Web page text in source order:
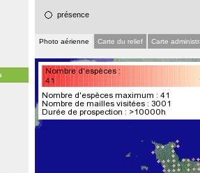
présence
Photo aérienne Carte du relief Carte